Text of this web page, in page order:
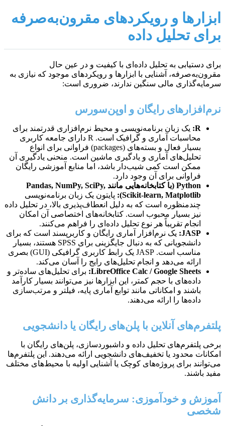
ابزارها و رویکردهای مقرون‌به‌صرفه
برای تحلیل داده
برای دستیابی به تحلیل داده‌ای با کیفیت و در عین حال
مقرون‌به‌صرفه، آشنایی با ابزارها و رویکردهای موجود که نیازی به
سرمایه‌گذاری مالی سنگین ندارند، ضروری است:
نرم‌افزارهای رایگان و اوپن‌سورس
R: یک زبان برنامه‌نویسی و محیط نرم‌افزاری قدرتمند برای
محاسبات آماری و گرافیک است. R دارای جامعه کاربری
بسیار فعال و بسته‌های (packages) فراوانی برای انواع
تحلیل‌های آماری و یادگیری ماشین است. منحنی یادگیری آن
ممکن است کمی شیب‌دار باشد، اما منابع آموزشی رایگان
فراوانی برای آن وجود دارد.
Python (با کتابخانه‌هایی مانند Pandas, NumPy, SciPy,
Scikit-learn, Matplotlib):
پایتون یک زبان برنامه‌نویسی
چندمنظوره است که به دلیل انعطاف‌پذیری بالا، در تحلیل داده
نیز بسیار محبوب است. کتابخانه‌های اختصاصی آن امکان
انجام تقریباً هر نوع تحلیل داده‌ای را فراهم می‌کنند.
JASP: یک نرم‌افزار آماری رایگان و کاربرپسند است که برای
دانشجویانی که به دنبال جایگزینی برای SPSS هستند، بسیار
مناسب است. JASP یک رابط کاربری گرافیکی (GUI) بصری
ارائه می‌دهد و انجام تحلیل‌های رایج را آسان می‌کند.
LibreOffice Calc / Google Sheets: برای تحلیل‌های ساده‌تر و
داده‌های با حجم کمتر، این ابزارها نیز می‌توانند بسیار کارآمد
باشند و امکاناتی مانند توابع آماری پایه، فیلتر و مرتب‌سازی
داده‌ها را ارائه می‌دهند.
پلتفرم‌های آنلاین با پلن‌های رایگان یا دانشجویی
برخی پلتفرم‌های تحلیل داده و داشبوردسازی، پلن‌های رایگان با
امکانات محدود یا تخفیف‌های دانشجویی ارائه می‌دهند. این پلتفرم‌ها
می‌توانند برای پروژه‌های کوچک یا آشنایی اولیه با محیط‌های مختلف
مفید باشند.
آموزش و خودآموزی: سرمایه‌گذاری بر دانش
شخصی